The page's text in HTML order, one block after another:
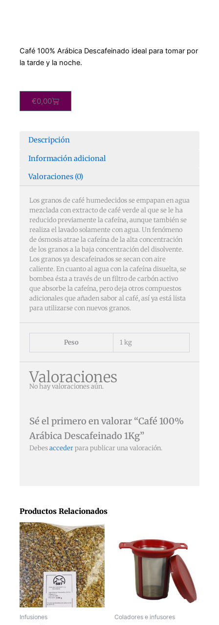
Café 100% Arábica Descafeinado ideal para tomar por
la tarde y la noche.
€0,00Carrito
Productos Relacionados
Infusiones Coladores e infusores
Descripción
Información adicional
Valoraciones (0)
Los granos de café humedecidos se empapan en agua
mezclada con extracto de café verde al que se le ha
reducido previamente la cafeína, aunque también se
realiza el lavado solamente con agua. Un fenómeno
de ósmosis atrae la cafeína de la alta concentración
de los granos a la baja concentración del disolvente.
Los granos ya descafeinados se secan con aire
caliente. En cuanto al agua con la cafeína disuelta, se
bombea ésta a través de un filtro de carbón activo
que absorbe la cafeína, pero deja otros compuestos
adicionales que añaden sabor al café, así ya está lista
para utilizarse con nuevos granos.
Peso 1 kg
Valoraciones
No hay valoraciones aún.
Sé el primero en valorar “Café 100%
Arábica Descafeinado 1Kg”
Debesaccederpara publicar una valoración.